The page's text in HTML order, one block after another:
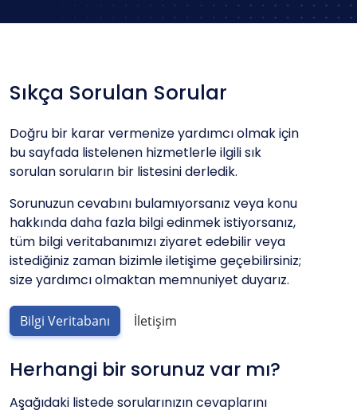
Sıkça Sorulan Sorular
Doğru bir karar vermenize yardımcı olmak için
bu sayfada listelenen hizmetlerle ilgili sık
sorulan soruların bir listesini derledik.
Sorunuzun cevabını bulamıyorsanız veya konu
hakkında daha fazla bilgi edinmek istiyorsanız,
tüm bilgi veritabanımızı ziyaret edebilir veya
istediğiniz zaman bizimle iletişime geçebilirsiniz;
size yardımcı olmaktan memnuniyet duyarız.
Bilgi Veritabanı İletişim
Herhangi bir sorunuz var mı?
Aşağıdaki listede sorularınızın cevaplarını